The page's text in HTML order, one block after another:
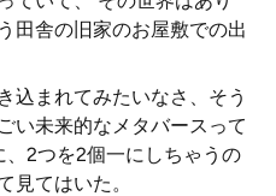
田舎の旧家のお屋敷での出
込まれてみたいなさ、そう
い未来的なメタバースって
2つを2個一にしちゃうの
見てはいた。